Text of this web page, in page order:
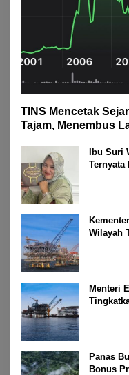
TINS Mencetak
Tajam, Menembus
Ibu Suri
Ternyata
Wilayah
Menteri
Panas
Bonus